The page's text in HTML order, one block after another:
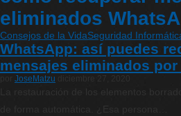
eliminados
Consejos de la VidaSeguridad
WhatsApp: así puedes
mensajes eliminados
JoseMatzu
La restauración de los elementos
de forma automática. ¿Esa persona…